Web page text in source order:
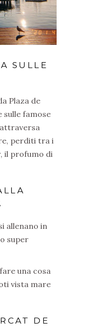
SULLE
Plaza de
sulle famose
attraversa
perditi tra i
il profumo di
allenano in
super
una cosa
vista mare
DE